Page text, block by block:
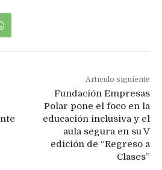
Artículo siguiente
Fundación Empresas
Polar pone el foco en la
educación inclusiva y el
aula segura en su V
edición de “Regreso a
Clases”